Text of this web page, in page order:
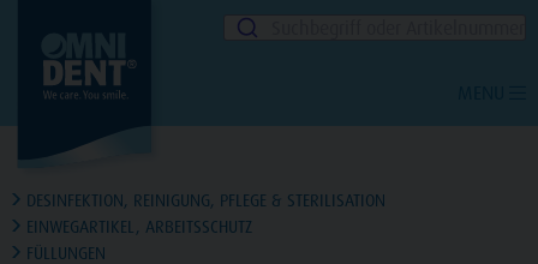
DESINFEKTION, REINIGUNG, PFLEGE & STERILISATION
EINWEGARTIKEL, ARBEITSSCHUTZ
FÜLLUNGEN